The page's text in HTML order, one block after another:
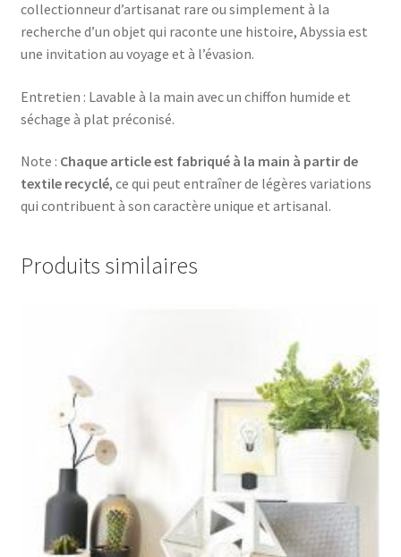
collectionneur d’artisanat rare ou simplement à la
recherche d’un objet qui raconte une histoire, Abyssia est
une invitation au voyage et à l’évasion.
Entretien : Lavable à la main avec un chiffon humide et
séchage à plat préconisé.
Note : Chaque article est fabriqué à la main à partir de
textile recyclé, ce qui peut entraîner de légères variations
qui contribuent à son caractère unique et artisanal.
Produits similaires